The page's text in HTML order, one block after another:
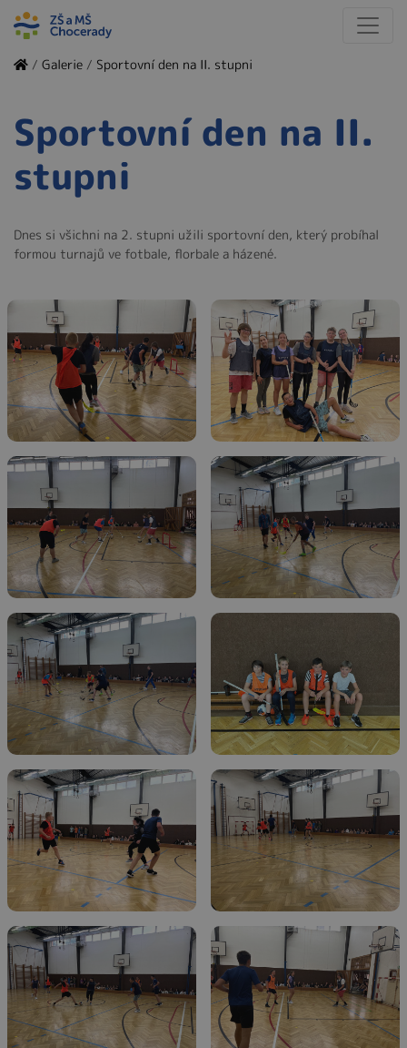
/ Galerie / Sportovní den na II. stupni
Sportovní den na II.
stupni
Dnes si všichni na 2. stupni užili sportovní den, který probíhal
formou turnajů ve fotbale, florbale a házené.